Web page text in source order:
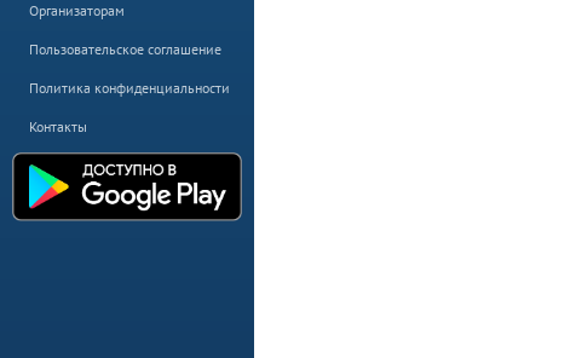
Организаторам
Пользовательское соглашение
Политика конфиденциальности
Контакты